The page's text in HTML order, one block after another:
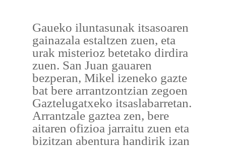
Gaueko iluntasunak itsasoaren
gainazala estaltzen zuen, eta
urak misterioz betetako dirdira
zuen. San Juan gauaren
bezperan, Mikel izeneko gazte
bat bere arrantzontzian zegoen
Gaztelugatxeko itsaslabarretan.
Arrantzale gaztea zen, bere
aitaren ofizioa jarraitu zuen eta
bizitzan abentura handirik izan